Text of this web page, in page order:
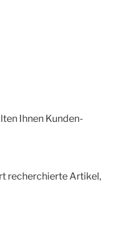
Ihnen Kunden-
recherchierte Artikel,